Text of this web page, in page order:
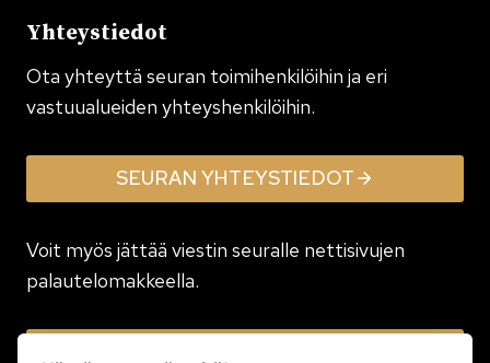
Yhteystiedot
Ota yhteyttä seuran toimi­henkilöihin ja eri
vastuualueiden yhteyshenkilöihin.
SEURAN YHTEYSTIEDOT
Voit myös jättää viestin seuralle nettisivujen
palautelomakkeella.